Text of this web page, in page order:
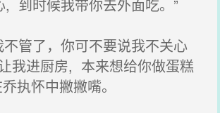
到时候我带你去外面吃。”
管了，你可不要说我不关心
我进厨房, 本来想给你做蛋糕
执怀中撇撇嘴。